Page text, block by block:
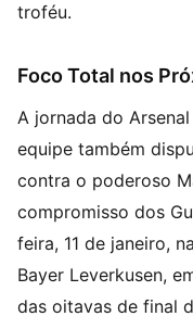
troféu.
Foco Total nos
A jornada do
equipe também
contra o poderoso
compromisso dos
feira, 11 de janeiro,
Bayer Leverkusen,
das oitavas de final